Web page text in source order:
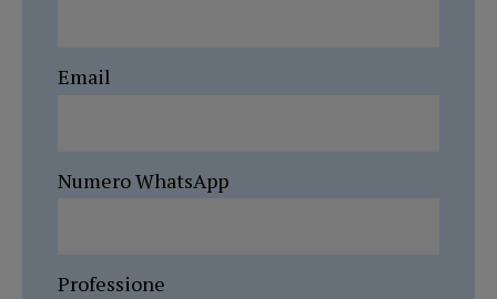
Email
Numero WhatsApp
Professione